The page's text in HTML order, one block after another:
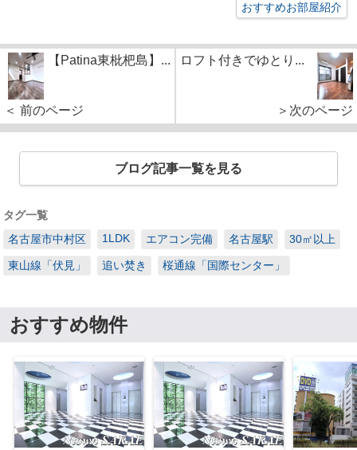
おすすめお部屋紹介
【Patina東枇杷島】...
＜ 前のページ
ロフト付きでゆとり...
＞次のページ
ブログ記事一覧を見る
タグ一覧
名古屋市中村区
1LDK エアコン完備 名古屋駅 30㎡以上
東山線「伏見」 追い焚き 桜通線「国際センター」
おすすめ物件